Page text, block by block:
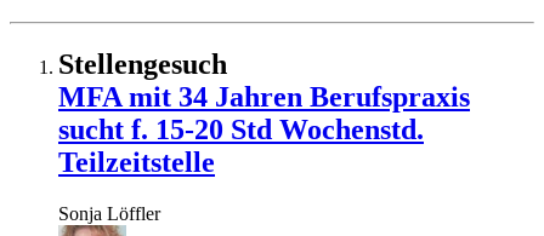
Stellengesuch
MFA mit 34 Jahren Berufspraxis
sucht f. 15-20 Std Wochenstd.
Teilzeitstelle
Sonja Löffler